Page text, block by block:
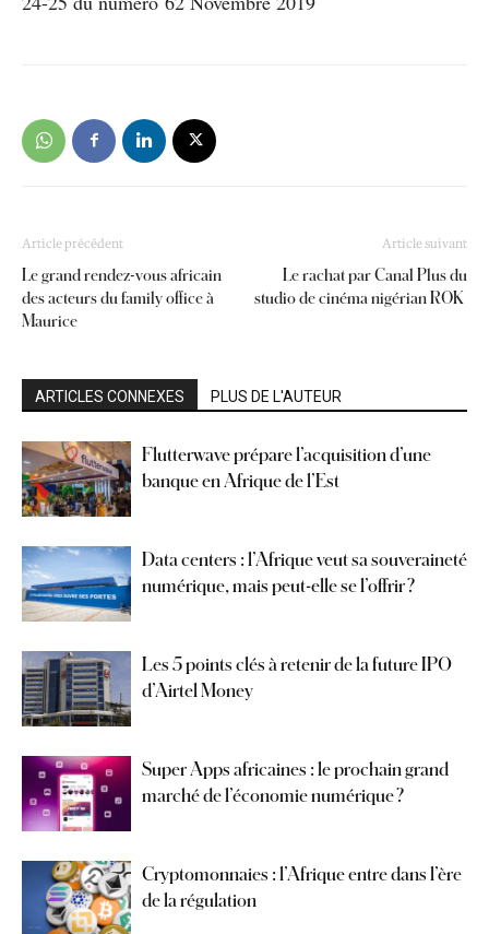
Article précédent
Le grand rendez-vous africain
des acteurs du family office à
Maurice
Article suivant
Le rachat par Canal Plus du
studio de cinéma nigérian ROK
ARTICLES CONNEXES PLUS DE L'AUTEUR
Flutterwave prépare l’acquisition d’une
banque en Afrique de l’Est
Data centers : l’Afrique veut sa souveraineté
numérique, mais peut-elle se l’offrir ?
Les 5 points clés à retenir de la future IPO
d’Airtel Money
Super Apps africaines : le prochain grand
marché de l’économie numérique ?
Cryptomonnaies : l’Afrique entre dans l’ère
de la régulation